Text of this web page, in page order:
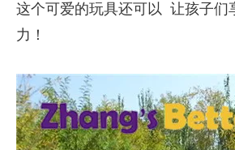
这个可爱的玩具还可以 让孩子们
力！